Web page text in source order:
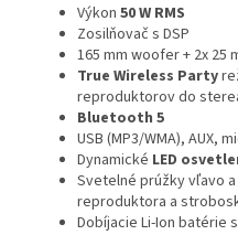
Výkon 50 W RMS
Zosilňovač s DSP
165 mm woofer + 2x 25
True Wireless Party
reproduktorov do
Bluetooth 5
USB (MP3/WMA), AUX,
Dynamické LED
Svetelné prúžky vľavo
reproduktora a
Dobíjacie Li-Ion batérie